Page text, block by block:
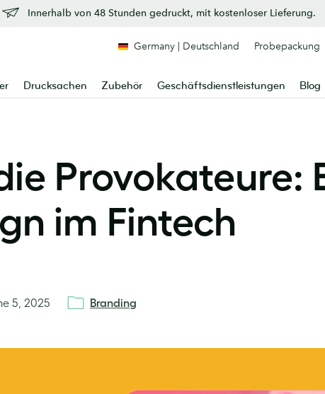
Innerhalb von 48 Stunden gedruckt, mit kostenloser Lieferung.
Drucksachen Zubehör Geschäftsdienstleistungen Blog
Germany | Deutschland Probepackung
Provokateure:
im Fintech
5, 2025 Branding